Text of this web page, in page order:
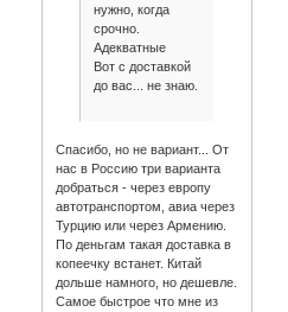
нужно, когда
срочно.
Адекватные
Вот с доставкой
до вас... не знаю.
Спасибо, но не вариант... От
нас в Россию три варианта
добраться - через европу
автотранспортом, авиа через
Турцию или через Армению.
По деньгам такая доставка в
копеечку встанет. Китай
дольше намного, но дешевле.
Самое быстрое что мне из